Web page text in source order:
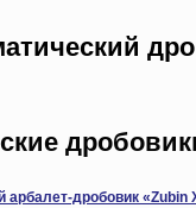
арбалет-дробовик «Zubin